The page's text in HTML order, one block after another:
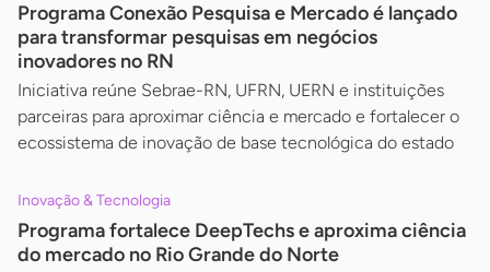
Programa Conexão Pesquisa e Mercado é lançado
para transformar pesquisas em negócios
inovadores no RN
Iniciativa reúne Sebrae-RN, UFRN, UERN e instituições
parceiras para aproximar ciência e mercado e fortalecer o
ecossistema de inovação de base tecnológica do estado
Inovação & Tecnologia
Programa fortalece DeepTechs e aproxima ciência
do mercado no Rio Grande do Norte